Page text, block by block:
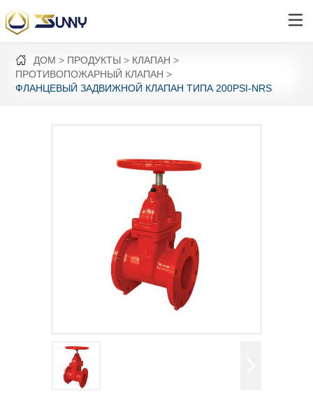
ДОМ ПРОДУКТЫ
КЛАПАН
ПРОТИВОПОЖАРНЫЙ КЛАПАН
ФЛАНЦЕВЫЙ ЗАДВИЖНОЙ КЛАПАН ТИПА 200PSI-NRS